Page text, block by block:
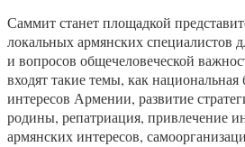
Саммит станет площадкой
локальных армянских специалистов
и вопросов общечеловеческой
входят такие темы, как национальная
интересов Армении, развитие
родины, репатриация, привлечение
армянских интересов,